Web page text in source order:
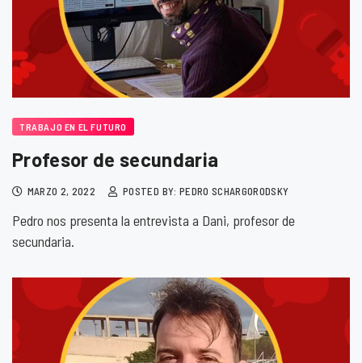
TRABAJO EN EL FUTURO
Profesor de secundaria
MARZO 2, 2022 POSTED BY: PEDRO SCHARGORODSKY
Pedro nos presenta la entrevista a Dani, profesor de
secundaria.